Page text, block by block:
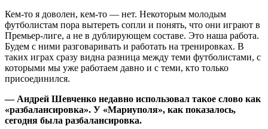
Кем-то я доволен, кем-то — нет. Некоторым молодым
футболистам пора вытереть сопли и понять, что они играют в
Премьер-лиге, а не в дублирующем составе. Это наша работа.
Будем с ними разговаривать и работать на тренировках. В
таких играх сразу видна разница между теми футболистами, с
которыми мы уже работаем давно и с теми, кто только
присоединился.
— Андрей Шевченко недавно использовал такое слово как
«разбалансировка». У «Мариуполя», как показалось,
сегодня была разбалансировка.